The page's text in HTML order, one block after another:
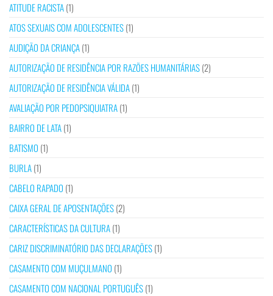
ATITUDE RACISTA(1)
ATOS SEXUAIS COM ADOLESCENTES(1)
AUDIÇÃO DA CRIANÇA(1)
AUTORIZAÇÃO DE RESIDÊNCIA POR RAZÕES HUMANITÁRIAS(2)
AUTORIZAÇÃO DE RESIDÊNCIA VÁLIDA(1)
AVALIAÇÃO POR PEDOPSIQUIATRA(1)
BAIRRO DE LATA(1)
BATISMO (1)
BURLA(1)
CABELO RAPADO (1)
CAIXA GERAL DE APOSENTAÇÕES(2)
CARACTERÍSTICAS DA CULTURA(1)
CARIZ DISCRIMINATÓRIO DAS DECLARAÇÕES(1)
CASAMENTO COM MUÇULMANO (1)
CASAMENTO COM NACIONAL PORTUGUÊS(1)